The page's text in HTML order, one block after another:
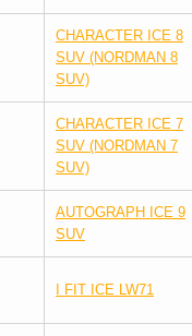
CHARACTER ICE 8
SUV (NORDMAN 8
SUV)
CHARACTER ICE 7
SUV (NORDMAN 7
SUV)
AUTOGRAPH ICE 9
SUV
I FIT ICE LW71